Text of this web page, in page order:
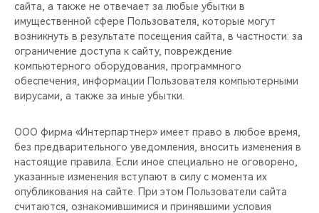
сайта, а также не отвечает за любые убытки в
имущественной сфере Пользователя, которые могут
возникнуть в результате посещения сайта, в частности: за
ограничение доступа к сайту, повреждение
компьютерного оборудования, программного
обеспечения, информации Пользователя компьютерными
вирусами, а также за иные убытки.
ООО фирма «Интерпартнер» имеет право в любое время,
без предварительного уведомления, вносить изменения в
настоящие правила. Если иное специально не оговорено,
указанные изменения вступают в силу с момента их
опубликования на сайте. При этом Пользователи сайта
считаются, ознакомившимися и принявшими условия